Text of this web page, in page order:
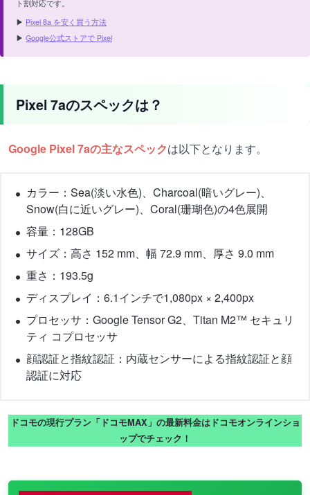
ト割対応です。
▶ Pixel 8a を安く買う方法
▶ Google公式ストアで Pixel
Pixel 7aのスペックは？
Google Pixel 7aの主なスペックは以下となります。
カラー：Sea(淡い水色)、Charcoal(暗いグレー)、
Snow(白に近いグレー)、Coral(珊瑚色)の4色展開
容量：128GB
サイズ：高さ 152 mm、幅 72.9 mm、厚さ 9.0 mm
重さ：193.5g
ディスプレイ：6.1インチで1,080px × 2,400px
プロセッサ：Google Tensor G2、Titan M2™ セキュリ
ティ コプロセッサ
顔認証と指紋認証：内蔵センサーによる指紋認証と顔
認証に対応
ドコモの現行プラン「ドコモMAX」の最新料金はドコモオンラインショ
ップでチェック！